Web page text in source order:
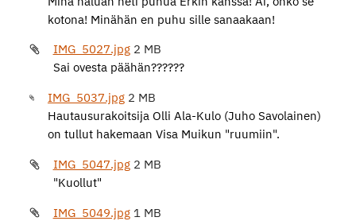
kotona! Minähän en puhu sille sanaakaan!
IMG_5027.jpg 2 MB
Sai ovesta päähän??????
IMG_5037.jpg 2 MB
Hautausurakoitsija Olli Ala-Kulo (Juho Savolainen)
on tullut hakemaan Visa Muikun "ruumiin".
IMG_5047.jpg 2 MB
"Kuollut"
IMG_5049.jpg 1 MB